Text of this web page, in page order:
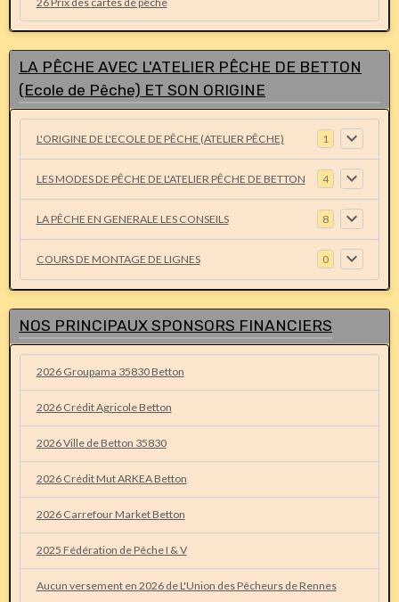
LA PÊCHE AVEC L'ATELIER PÊCHE DE BETTON
(Ecole de Pêche) ET SON ORIGINE
L'ORIGINE DE L'ECOLE DE PÊCHE (ATELIER PÊCHE) 1
LES MODES DE PÊCHE DE L'ATELIER PÊCHE DE BETTON 4
LA PÊCHE EN GENERALE LES CONSEILS 8
COURS DE MONTAGE DE LIGNES 0
NOS PRINCIPAUX SPONSORS FINANCIERS
2026 Groupama 35830 Betton
2026 Crédit Agricole Betton
2026 Ville de Betton 35830
2026 Crédit Mut ARKEA Betton
2026 Carrefour Market Betton
2025 Fédération de Pêche I & V
Aucun versement en 2026 de L'Union des Pêcheurs de Rennes